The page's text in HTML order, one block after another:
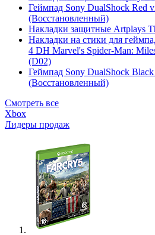
Геймпад Sony DualShock Red
(Восстановленный)
Накладки защитные Artplays
Накладки на стики для
4 DH Marvel's Spider-Man:
(D02)
Геймпад Sony DualShock
(Восстановленный)
Смотреть все
Xbox
Лидеры продаж